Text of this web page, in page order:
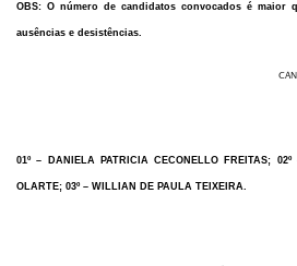
OBS: O número de candidatos convocados é maior
ausências e desistências.
CANDIDATOS
01º – DANIELA PATRICIA CECONELLO FREITAS;
OLARTE; 03º – WILLIAN DE PAULA TEIXEIRA.